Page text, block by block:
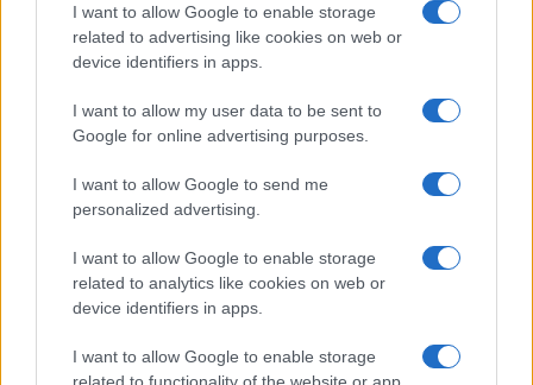
I want to allow Google to enable storage
related to advertising like cookies on web or
device identifiers in apps.
I want to allow my user data to be sent to
Google for online advertising purposes.
I want to allow Google to send me
personalized advertising.
I want to allow Google to enable storage
related to analytics like cookies on web or
device identifiers in apps.
I want to allow Google to enable storage
related to functionality of the website or app.
Condividi l'articolo
F
a
ce
b
o
o
k
T
w
it
te
r
Pi
n
te
re
st
W
h
at
s
A
p
p
h
a
re
Articolo precedente
Prossimo articolo
NOTIZIE RECENTI
Le previsioni meteo per il weekend a Olbia e in